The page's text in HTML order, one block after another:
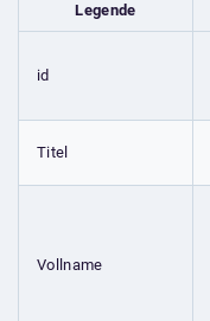
Legende
id
Titel
Vollname